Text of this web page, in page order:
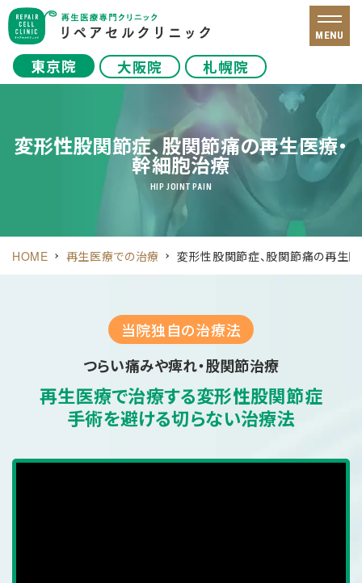
東京院 大阪院 札幌院
MENU
変形性股関節症、股関節痛の再生医療・
幹細胞治療
HIP JOINT PAIN
HOME 再生医療での治療 変形性股関節症、股関節痛の再生
つらい痛みや痺れ・股関節治療
再生医療で治療する変形性股関節症
手術を避ける切らない治療法
当院独自の治療法